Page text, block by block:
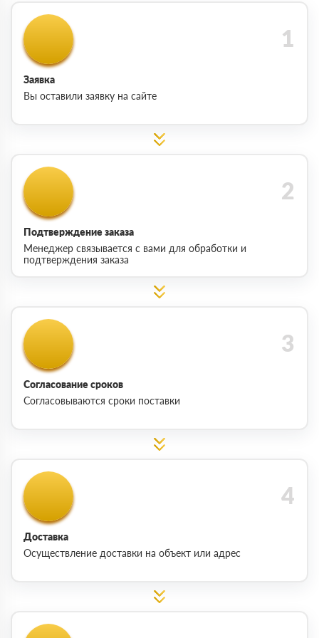
Заявка
Вы оставили заявку на сайте
Подтверждение заказа
Менеджер связывается с вами для обработки и
подтверждения заказа
Согласование сроков
Согласовываются сроки поставки
Доставка
Осуществление доставки на объект или адрес